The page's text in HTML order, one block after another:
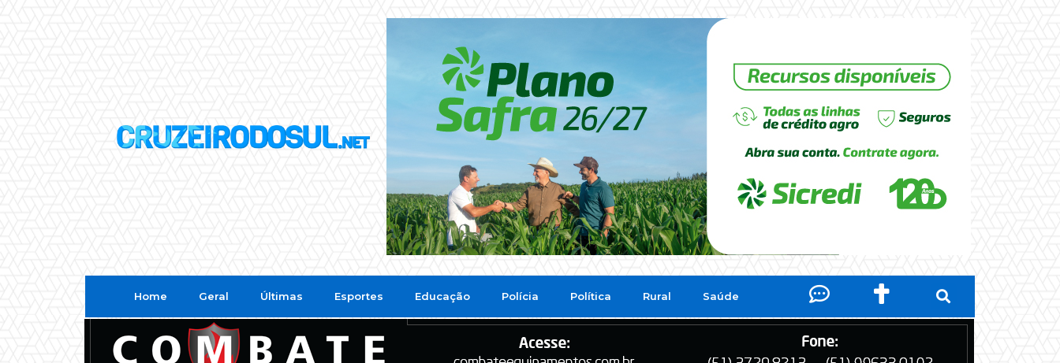
Home Geral Últimas Esportes Educação Polícia Política Rural Saúde